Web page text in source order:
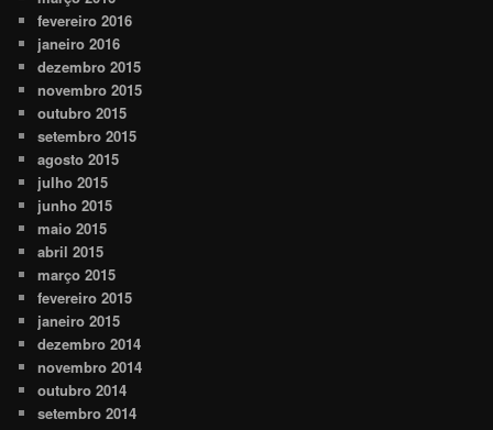
fevereiro 2016
janeiro 2016
dezembro 2015
novembro 2015
outubro 2015
setembro 2015
agosto 2015
julho 2015
junho 2015
maio 2015
abril 2015
março 2015
fevereiro 2015
janeiro 2015
dezembro 2014
novembro 2014
outubro 2014
setembro 2014